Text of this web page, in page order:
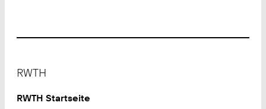
0
9
RWTH
RWTH Startseite